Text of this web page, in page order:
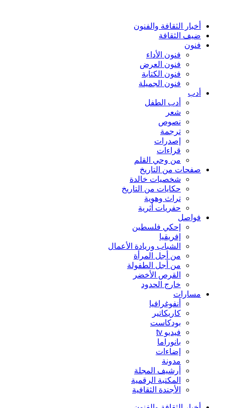
أخبار الثقافة والفنون
ضيف الثقافة
فنون
فنون الأداء
فنون العرض
فنون الكتابة
فنون الجميلة
أدب
أدب الطفل
شعر
نصوص
ترجمة
إصدرات
قراءات
من وحي القلم
صفحات من التاريخ
شخصيات خالدة
حكايات من التاريخ
تراث وهوية
حفريات أثرية
فواصل
إحكي فلسطين
إفريقيا
الشباب وريادة الأعمال
من أجل المرأة
من أجل الطفولة
القرص الأخضر
خارج الحدود
مسارات
أنفوغرافيا
كاريكاتير
بودكاست
فيديو tv
بانوراما
إضاءات
مدونة
أرشيف المجلة
المكتبة الرقمية
الأجندة الثقافية